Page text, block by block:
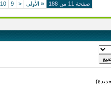
صفحة 11 من 188 « الأولى <
9
10